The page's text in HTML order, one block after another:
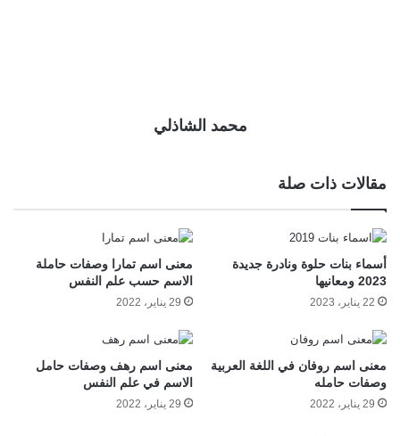
محمد الشاذلي
مقالات ذات صلة
أسماء بنات حلوة ونادرة جديدة
2023 ومعانيها
22 يناير، 2023
معنى اسم تمارا وصفات حاملة
الاسم حسب علم النفس
29 يناير، 2022
معنى اسم روفان في اللغة العربية
وصفات حامله
29 يناير، 2022
معنى اسم رهف وصفات حامل
الاسم في علم النفس
29 يناير، 2022